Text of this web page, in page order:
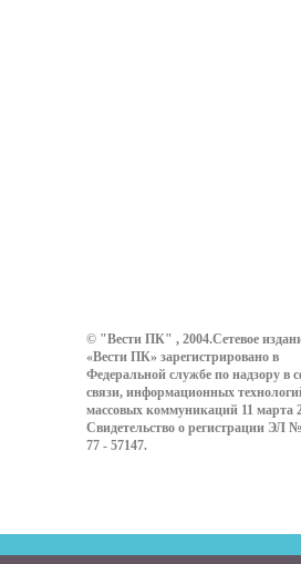
© "Вести ПК" , 2004.Сетевое
«Вести ПК» зарегистрировано в
Федеральной службе по надзору в
связи, информационных
массовых коммуникаций 11 марта
Свидетельство о регистрации ЭЛ
77 - 57147.